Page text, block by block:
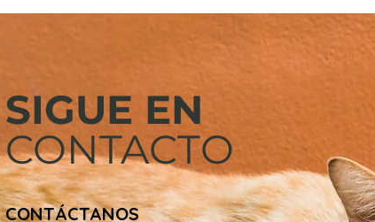
SIGUE EN
CONTACTO
CONTÁCTANOS